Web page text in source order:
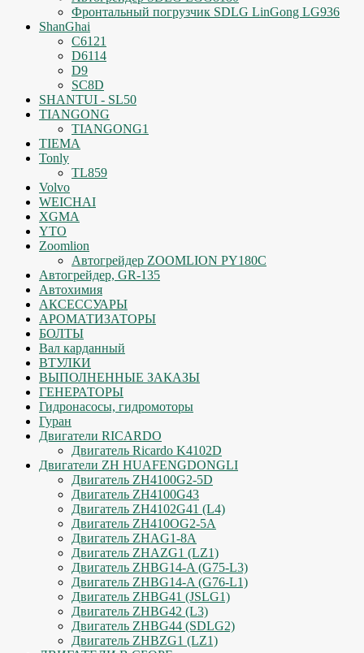
Фронтальный погрузчик SDLG LinGong LG936
ShanGhai
C6121
D6114
D9
SC8D
SHANTUI - SL50
TIANGONG
TIANGONG1
TIEMA
Tonly
TL859
Volvo
WEICHAI
XGMA
YTO
Zoomlion
Автогрейдер ZOOMLION PY180C
Автогрейдер, GR-135
Автохимия
АКСЕССУАРЫ
АРОМАТИЗАТОРЫ
БОЛТЫ
Вал карданный
ВТУЛКИ
ВЫПОЛНЕННЫЕ ЗАКАЗЫ
ГЕНЕРАТОРЫ
Гидронасосы, гидромоторы
Гуран
Двигатели RICARDO
Двигатель Ricardo K4102D
Двигатели ZH HUAFENGDONGLI
Двигатель ZH4100G2-5D
Двигатель ZH4100G43
Двигатель ZH4102G41 (L4)
Двигатель ZH410OG2-5A
Двигатель ZHAG1-8A
Двигатель ZHAZG1 (LZ1)
Двигатель ZHBG14-A (G75-L3)
Двигатель ZHBG14-A (G76-L1)
Двигатель ZHBG41 (JSLG1)
Двигатель ZHBG42 (L3)
Двигатель ZHBG44 (SDLG2)
Двигатель ZHBZG1 (LZ1)